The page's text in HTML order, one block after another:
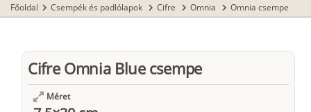
Főoldal chevron_right Csempék és padlólapok chevron_right Cifre chevron_right Omnia chevron_right Omnia csempe
Cifre Omnia Blue csempe
Méret